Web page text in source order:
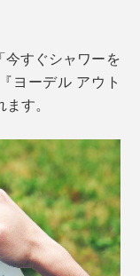
すぐシャワーを
ヨーデル アウト
す。